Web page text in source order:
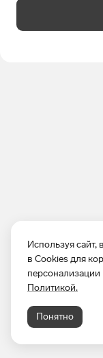
Используя сайт,
в Cookies для
Политикой.
Понятно